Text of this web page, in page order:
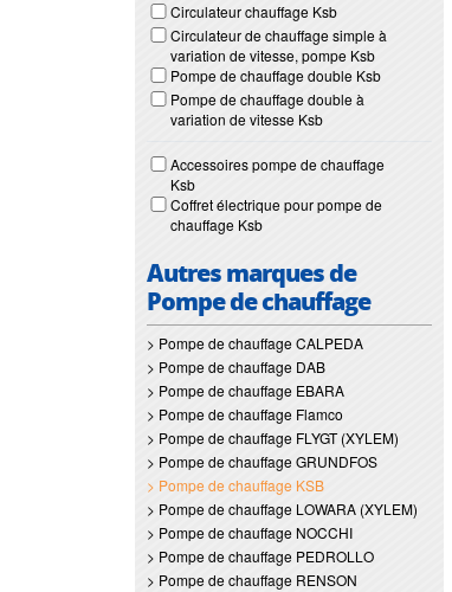
Circulateur chauffage Ksb
Circulateur de chauffage simple à
variation de vitesse, pompe Ksb
Pompe de chauffage double Ksb
Pompe de chauffage double à
variation de vitesse Ksb
Accessoires pompe de chauffage
Ksb
Coffret électrique pour pompe de
chauffage Ksb
Autres marques de
Pompe de chauffage
> Pompe de chauffage CALPEDA
> Pompe de chauffage DAB
> Pompe de chauffage EBARA
> Pompe de chauffage Flamco
> Pompe de chauffage FLYGT (XYLEM)
> Pompe de chauffage GRUNDFOS
> Pompe de chauffage KSB
> Pompe de chauffage LOWARA (XYLEM)
> Pompe de chauffage NOCCHI
> Pompe de chauffage PEDROLLO
> Pompe de chauffage RENSON